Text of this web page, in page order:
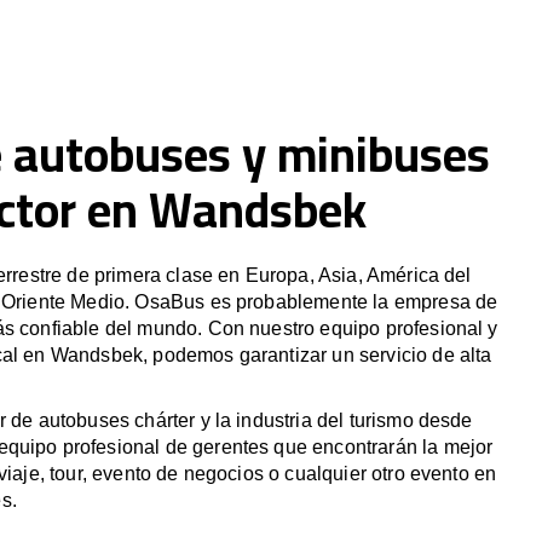
y minibuses
en Wandsbek
de primera clase en Europa, Asia, América del
Medio. OsaBus es probablemente la empresa de
confiable del mundo. Con nuestro equipo profesional y
en Wandsbek, podemos garantizar un servicio de alta
de autobuses chárter y la industria del turismo desde
profesional de gerentes que encontrarán la mejor
tour, evento de negocios o cualquier otro evento en